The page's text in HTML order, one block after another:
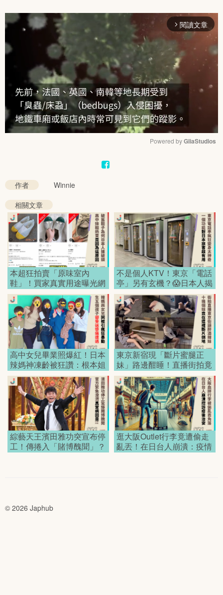
arrow_forward_ios 閱讀文章
Powered by GliaStudios
作者
Winnie
相關文章
本超狂拍賣「原味室內
鞋」！買家真實用途曝光網
全看呆！
不是個人KTV！東京「電話
亭」另有玄機？😱日本人揭
曉真實用途超狂！
高中女兒畢業照爆紅！日本
辣媽神凍齡被狂讚：根本姐
妹花！
東京新宿現「斷片蜜腿正
妹」路邊酣睡！直播街拍竟
都在等？日本網友狂讚：治
安太好了吧！
綜藝天王濱田雅功突宣布停
工！傳捲入「賭博醜聞」？
真實病因終於曝光了
逛大阪Outlet行李竟遭偷走
亂丟！在日台人崩潰：疫情
後日本治安變這麼差？
© 2026 Japhub